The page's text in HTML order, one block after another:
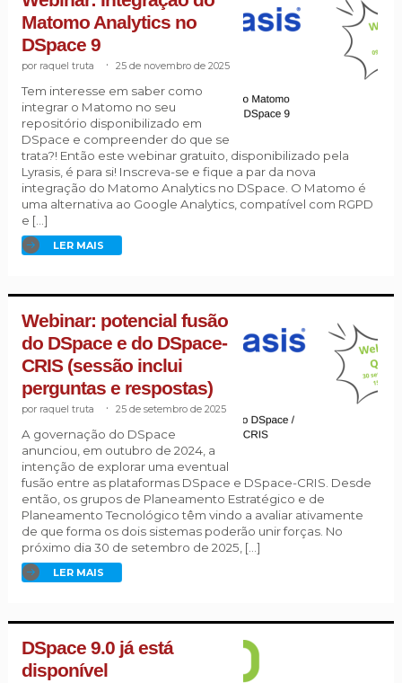
Matomo Analytics no
DSpace 9
raquel truta 25 de novembro de 2025
Tem interesse em saber como
integrar o Matomo no seu
repositório disponibilizado em
DSpace e compreender do que se
trata?! Então este webinar gratuito, disponibilizado pela
Lyrasis, é para si! Inscreva-se e fique a par da nova
integração do Matomo Analytics no DSpace. O Matomo é
uma alternativa ao Google Analytics, compatível com RGPD
e […]
LER MAIS
Webinar: potencial fusão
do DSpace e do DSpace-
CRIS (sessão inclui
perguntas e respostas)
raquel truta 25 de setembro de 2025
A governação do DSpace
anunciou, em outubro de 2024, a
intenção de explorar uma eventual
fusão entre as plataformas DSpace e DSpace-CRIS. Desde
então, os grupos de Planeamento Estratégico e de
Planeamento Tecnológico têm vindo a avaliar ativamente
de que forma os dois sistemas poderão unir forças. No
próximo dia 30 de setembro de 2025, […]
LER MAIS
DSpace 9.0 já está
disponível